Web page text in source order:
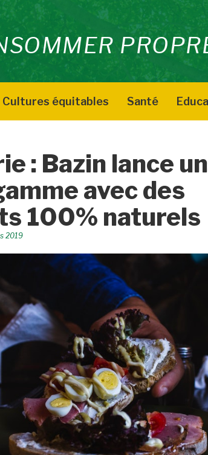
Cultures équitables Santé
: Bazin lance
avec des
100% naturels
2019